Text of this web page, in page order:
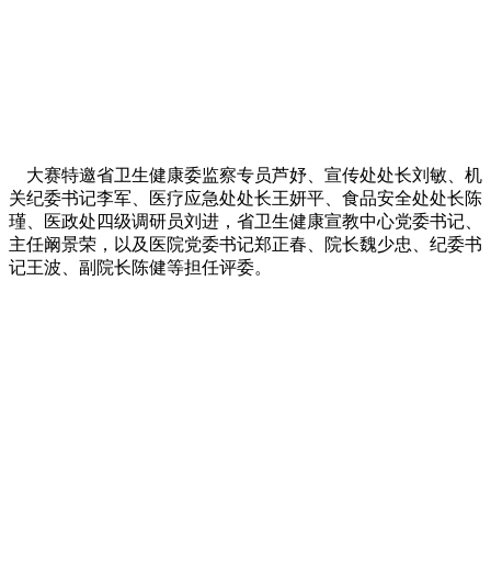
大赛特邀省卫生健康委监察专员芦妤、宣传处处长刘敏、机
关纪委书记李军、医疗应急处处长王妍平、食品安全处处长陈
瑾、医政处四级调研员刘进，省卫生健康宣教中心党委书记、
主任阚景荣，以及医院党委书记郑正春、院长魏少忠、纪委书
记王波、副院长陈健等担任评委。